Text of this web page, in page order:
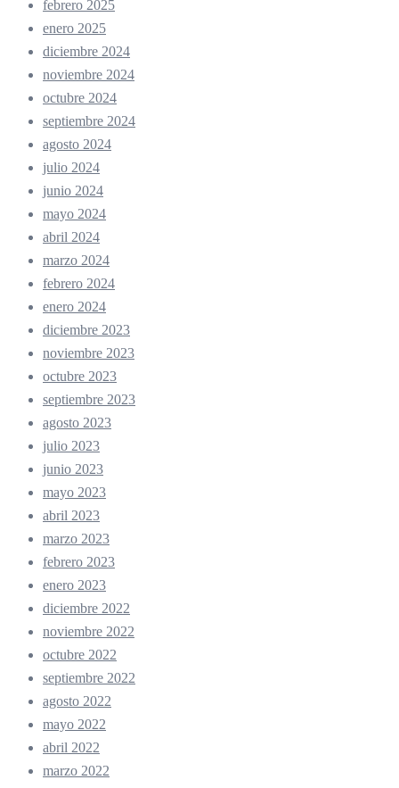
febrero 2025
enero 2025
diciembre 2024
noviembre 2024
octubre 2024
septiembre 2024
agosto 2024
julio 2024
junio 2024
mayo 2024
abril 2024
marzo 2024
febrero 2024
enero 2024
diciembre 2023
noviembre 2023
octubre 2023
septiembre 2023
agosto 2023
julio 2023
junio 2023
mayo 2023
abril 2023
marzo 2023
febrero 2023
enero 2023
diciembre 2022
noviembre 2022
octubre 2022
septiembre 2022
agosto 2022
mayo 2022
abril 2022
marzo 2022